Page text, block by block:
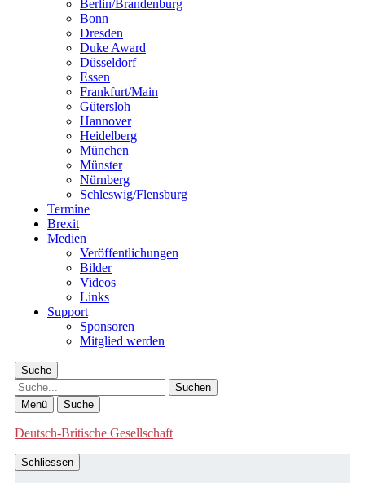
Berlin/Brandenburg
Bonn
Dresden
Duke Award
Düsseldorf
Essen
Frankfurt/Main
Gütersloh
Hannover
Heidelberg
München
Münster
Nürnberg
Schleswig/Flensburg
Termine
Brexit
Medien
Veröffentlichungen
Bilder
Videos
Links
Support
Sponsoren
Mitglied werden
Suche
Suche
Menü Suche
Deutsch-Britische Gesellschaft
Schliessen